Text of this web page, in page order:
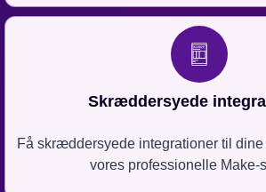
Skræddersyede
Få skræddersyede integrationer til
vores professionelle Make-